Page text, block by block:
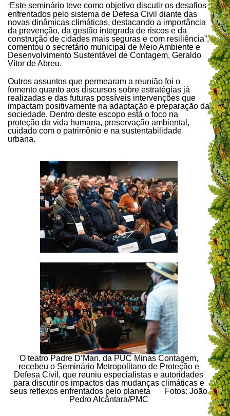
“Este seminário teve como objetivo discutir os desafios
enfrentados pelo sistema de Defesa Civil diante das
novas dinâmicas climáticas, destacando a importância
da prevenção, da gestão integrada de riscos e da
construção de cidades mais seguras e com resiliência”,
comentou o secretário municipal de Meio Ambiente e
Desenvolvimento Sustentável de Contagem, Geraldo
Vítor de Abreu.
Outros assuntos que permearam a reunião foi o
fomento quanto aos discursos sobre estratégias já
realizadas e das futuras possíveis intervenções que
impactam positivamente na adaptação e preparação da
sociedade. Dentro deste escopo está o foco na
proteção da vida humana, preservação ambiental,
cuidado com o patrimônio e na sustentabilidade
urbana.
O teatro Padre D’Man, da PUC Minas Contagem,
recebeu o Seminário Metropolitano de Proteção e
Defesa Civil, que reuniu especialistas e autoridades
para discutir os impactos das mudanças climáticas e
seus reflexos enfrentados pelo planeta Fotos: João
Pedro Alcântara/PMC